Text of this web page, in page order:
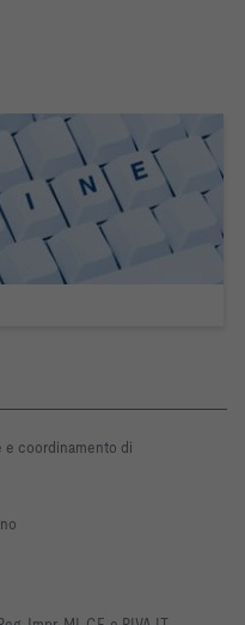
e coordinamento di